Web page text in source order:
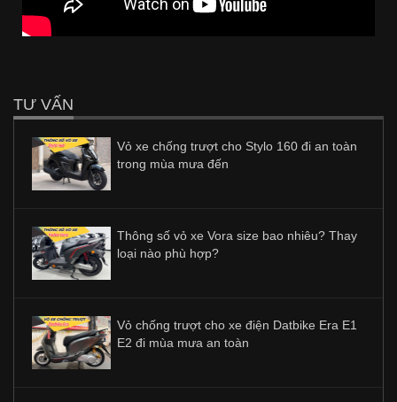
TƯ VẤN
Vỏ xe chống trượt cho Stylo 160 đi an toàn
trong mùa mưa đến
Thông số vỏ xe Vora size bao nhiêu? Thay
loại nào phù hợp?
Vỏ chống trượt cho xe điện Datbike Era E1
E2 đi mùa mưa an toàn